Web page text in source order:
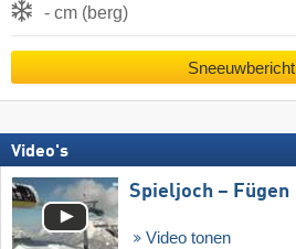
- cm (berg)
Sneeuwbericht
Video's
Spieljoch – Fügen
Video tonen